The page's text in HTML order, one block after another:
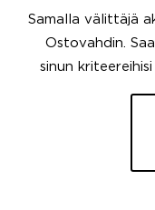
Samalla välittäjä
Ostovahdin.
sinun